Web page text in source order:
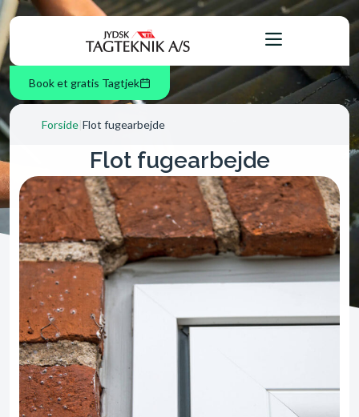
Book et gratis Tagtjek
Forside Flot fugearbejde
Flot fugearbejde